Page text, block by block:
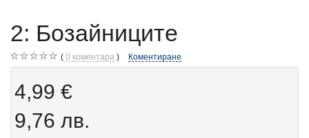
2: Бозайниците
0 коментара Коментиране
4,99 €
9,76 лв.